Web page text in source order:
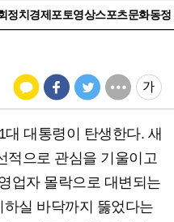
정치 경제 포토영상스포츠문화동정
대통령이 탄생한다. 새
적으로 관심을 기울이고
업자 몰락으로 대변되는
실 바닥까지 뚫었다는